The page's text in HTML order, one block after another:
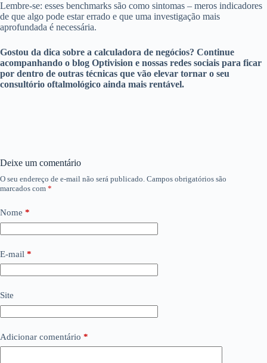
Lembre-se: esses benchmarks são como sintomas – meros indicadores
de que algo pode estar errado e que uma investigação mais
aprofundada é necessária.
Gostou da dica sobre a calculadora de negócios? Continue
acompanhando o blog Optivision e nossas redes sociais para ficar
por dentro de outras técnicas que vão elevar tornar o seu
consultório oftalmológico ainda mais rentável.
Deixe um comentário
O seu endereço de e-mail não será publicado. Campos obrigatórios são
marcados com *
Nome *
E-mail *
Site
Adicionar comentário *